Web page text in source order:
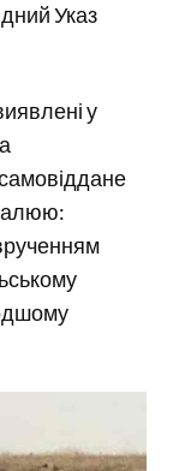
Указ
у
самовіддане